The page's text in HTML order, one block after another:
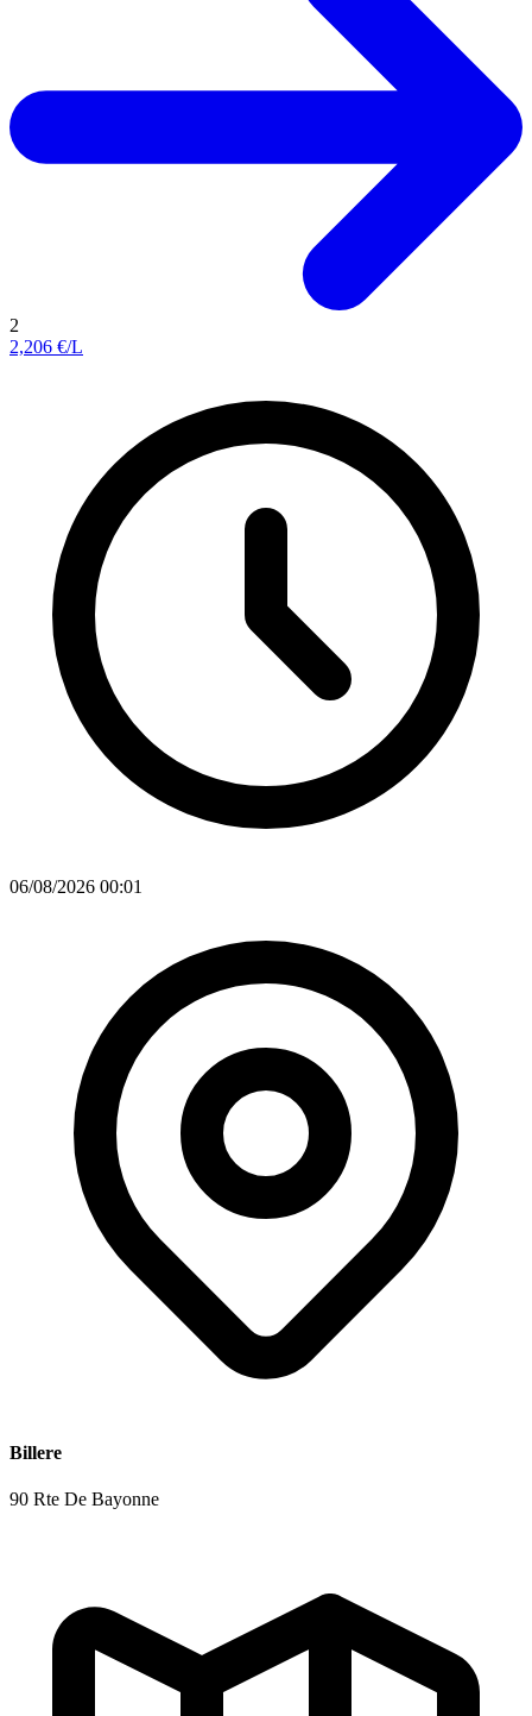
2
2,206 €/L
06/08/2026 00:01
Billere
90 Rte De Bayonne